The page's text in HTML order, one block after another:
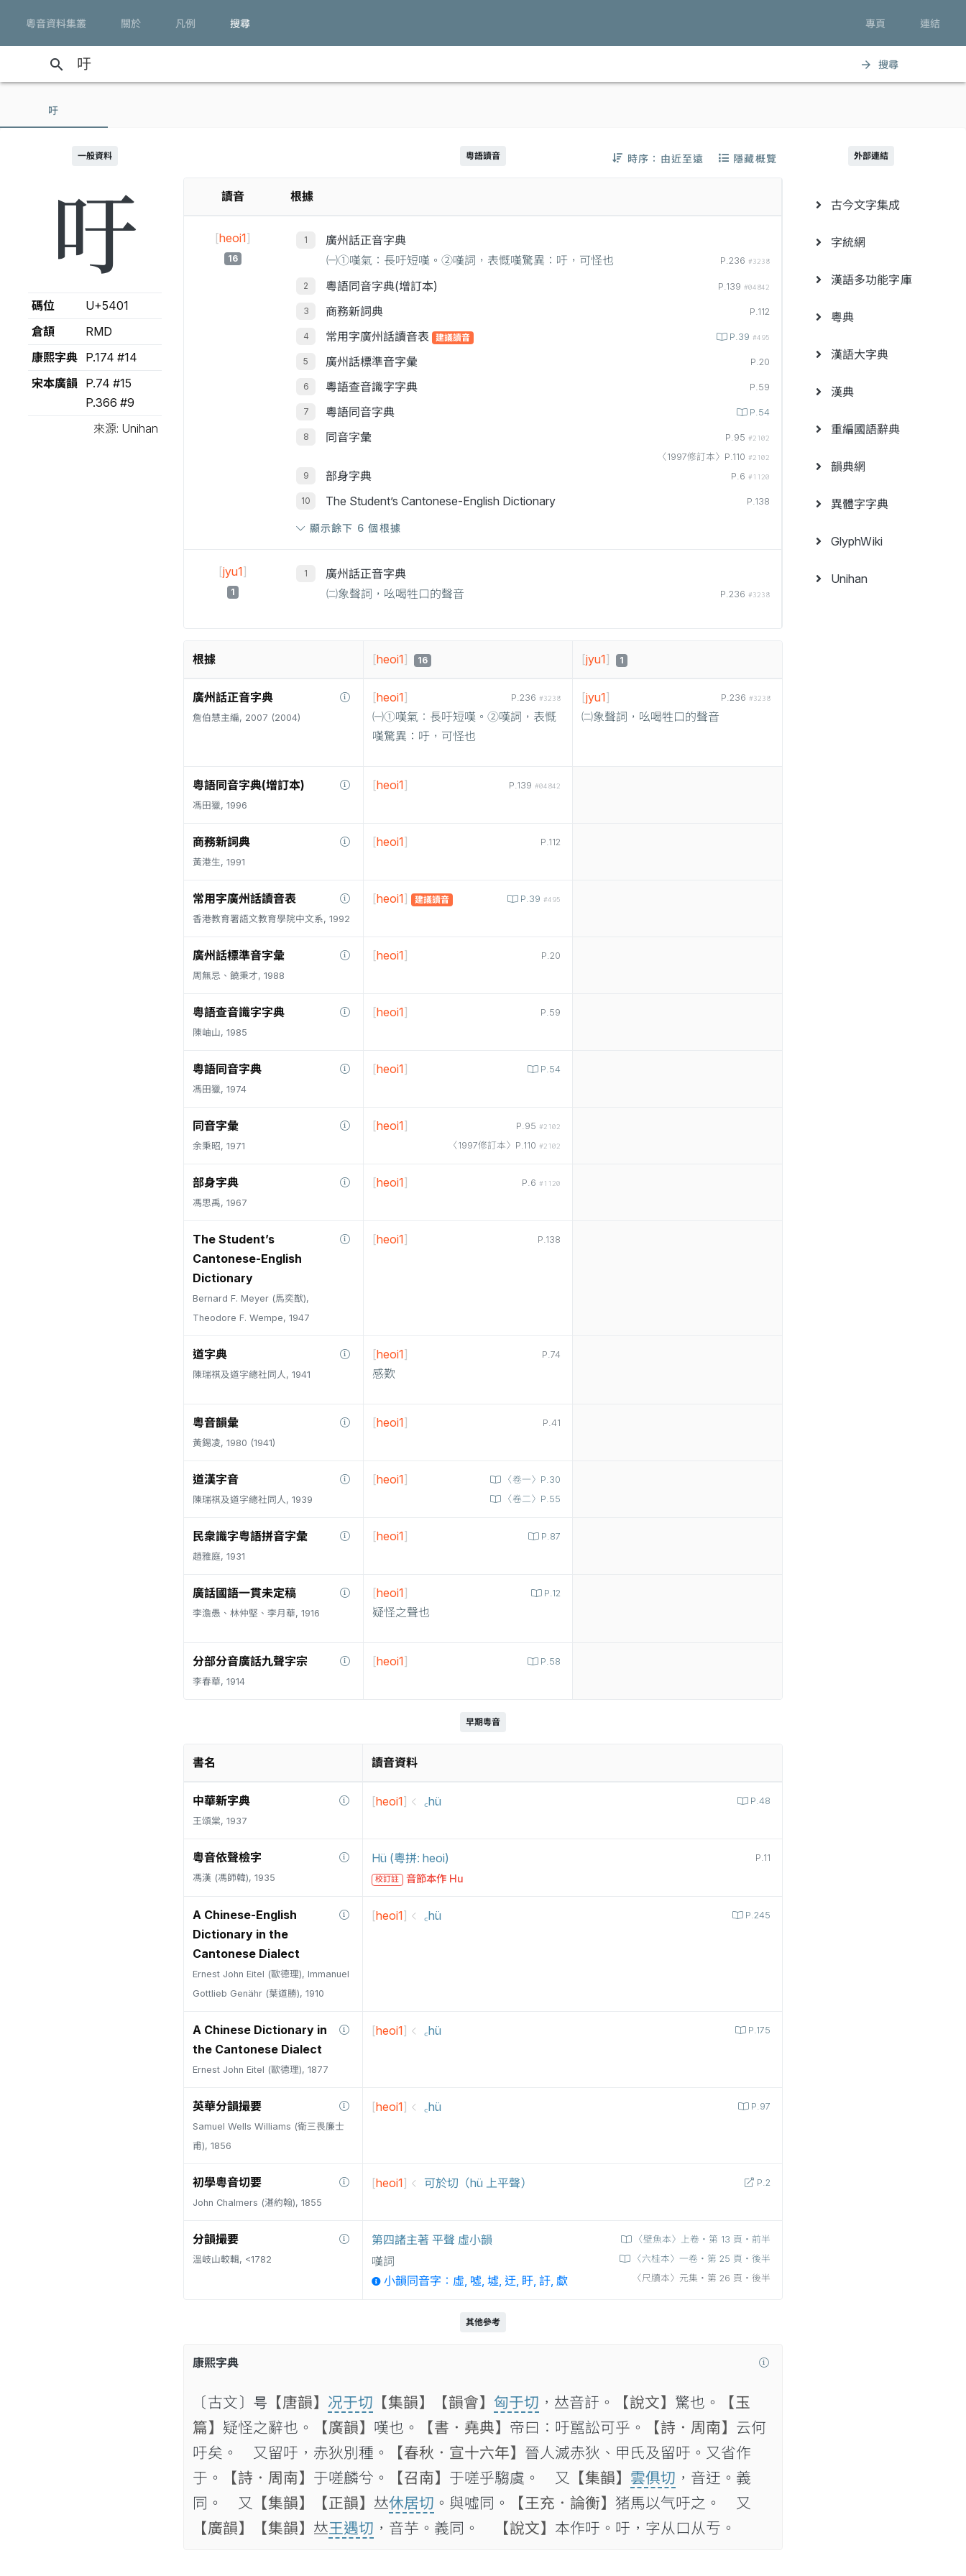
粵音資料集叢 關於 凡例 搜尋 專頁 連結
search arrow_forward 搜尋
吁
一般資料
吁
碼位
U+5401
倉頡
RMD
康熙字典
P.174 #14
宋本廣韻
P.74 #15
P.366 #9
來源: Unihan
粵語讀音 時序：由近至遠 隱藏概覽
讀音 根據
[heoi1]
16
廣州話正音字典
㈠①嘆氣：長吁短嘆。②嘆詞，表慨嘆驚異：吁，可怪也
P.236 #3238
粵語同音字典(增訂本) P.139 #04842
商務新詞典 P.112
常用字廣州話讀音表 建議讀音 P.39 #495
廣州話標準音字彙 P.20
粵語查音識字字典 P.59
粵語同音字典 P.54
同音字彙 P.95 #2102
〈1997修訂本〉P.110 #2102
部身字典 P.6 #1120
The Student’s Cantonese-English Dictionary P.138
顯示餘下 6 個根據
[jyu1]
1
廣州話正音字典
㈡象聲詞，吆喝牲口的聲音
P.236 #3238
根據 [heoi1] 16 [jyu1] 1
廣州話正音字典
詹伯慧主編, 2007 (2004)
P.236 #3238
[heoi1]
㈠①嘆氣：長吁短嘆。②嘆詞，表慨
嘆驚異：吁，可怪也
P.236 #3238
[jyu1]
㈡象聲詞，吆喝牲口的聲音
粵語同音字典(增訂本)
馮田獵, 1996
P.139 #04842
[heoi1]
商務新詞典
黃港生, 1991
P.112
[heoi1]
常用字廣州話讀音表
香港教育署語文教育學院中文系, 1992
P.39 #495
[heoi1] 建議讀音
廣州話標準音字彙
周無忌、饒秉才, 1988
P.20
[heoi1]
粵語查音識字字典
陳岫山, 1985
P.59
[heoi1]
粵語同音字典
馮田獵, 1974
P.54
[heoi1]
同音字彙
余秉昭, 1971
P.95 #2102
〈1997修訂本〉P.110 #2102
[heoi1]
部身字典
馮思禹, 1967
P.6 #1120
[heoi1]
The Student’s
Cantonese-English
Dictionary
Bernard F. Meyer (馬奕猷),
Theodore F. Wempe, 1947
P.138
[heoi1]
道字典
陳瑞祺及道字總社同人, 1941
P.74
[heoi1]
感歎
粵音韻彙
黃錫凌, 1980 (1941)
P.41
[heoi1]
道漢字音
陳瑞祺及道字總社同人, 1939
〈卷一〉P.30
〈卷二〉P.55
[heoi1]
民衆識字粤語拼音字彙
趙雅庭, 1931
P.87
[heoi1]
廣話國語一貫未定稿
李澹愚、林仲堅、李月華, 1916
P.12
[heoi1]
疑怪之聲也
分部分音廣話九聲字宗
李春華, 1914
P.58
[heoi1]
早期粵音
書名 讀音資料
中華新字典
王頌棠, 1937
P.48
[heoi1] ꜀hü
粵音依聲檢字
馮漢 (馮師韓), 1935
P.11
Hü (粵拼: heoi)
校訂註 音節本作 Hu
A Chinese-English
Dictionary in the
Cantonese Dialect
Ernest John Eitel (歐德理), Immanuel
Gottlieb Genähr (葉道勝), 1910
P.245
[heoi1] ꜀hü
A Chinese Dictionary in
the Cantonese Dialect
Ernest John Eitel (歐德理), 1877
P.175
[heoi1] ꜀hü
英華分韻撮要
Samuel Wells Williams (衛三畏廉士
甫), 1856
P.97
[heoi1] ꜀hü
初學粵音切要
John Chalmers (湛約翰), 1855
P.2
[heoi1] 可於切（hü 上平聲）
分韻撮要
溫岐山較輯, <1782
〈壁魚本〉上卷‧第 13 頁‧前半
〈六桂本〉一卷‧第 25 頁‧後半
〈尺牘本〉元集‧第 26 頁‧後半
第四諸主著 平聲 虛小韻
嘆詞
小韻同音字：虛, 噓, 墟, 迂, 盱, 訏, 歔
其他參考
康熙字典
〔古文〕𠮲 【唐韻】 况于切 【集韻】 【韻會】 匈于切 ，𠀤音訏。 【說文】 驚也。
【玉
篇】 疑怪之辭也。 【廣韻】 嘆也。 【書．堯典】 帝曰：吁嚚訟可乎。 【詩．周南】 云何
吁矣。 又留吁，赤狄別種。
【春秋．宣十六年】 晉人滅赤狄、甲氏及留吁。又省作
于。
【詩．周南】 于嗟麟兮。 【召南】 于嗟乎騶虞。 又 【集韻】 雲俱切 ，音迂。義
同。 又
【集韻】 【正韻】 𠀤休居切 。與噓同。 【王充．論衡】 猪馬以气吁之。 又
【廣韻】
【集韻】 𠀤王遇切 ，音芋。義同。 【說文】 本作吁。吁，字从口从亐。
外部連結
古今文字集成
字統網
漢語多功能字庫
粵典
漢語大字典
漢典
重編國語辭典
韻典網
異體字字典
GlyphWiki
Unihan